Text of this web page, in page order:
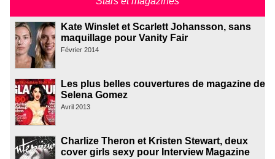
Kate Winslet et Scarlett Johansson, sans
maquillage pour Vanity Fair
Février 2014
Les plus belles couvertures de magazine de
Selena Gomez
Avril 2013
Charlize Theron et Kristen Stewart, deux
cover girls sexy pour Interview Magazine